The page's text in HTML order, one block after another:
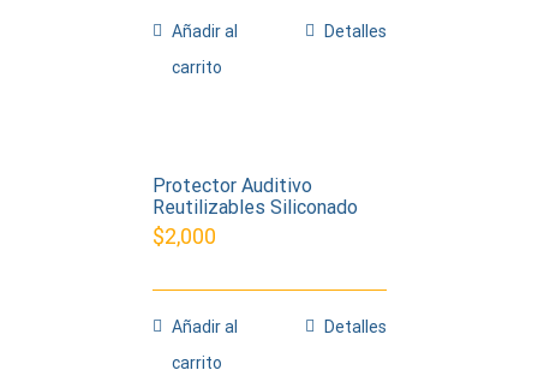
Añadir al
carrito
Detalles
Protector Auditivo
Reutilizables Siliconado
$2,000
Añadir al
carrito
Detalles